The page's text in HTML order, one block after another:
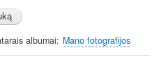
albumai Mano fotografijos